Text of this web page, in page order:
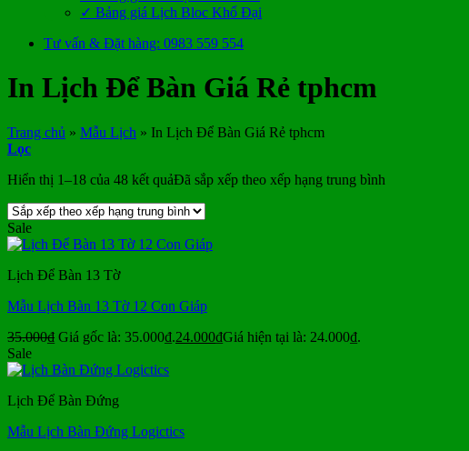
✓ Bảng giá Lịch Bloc Khổ Đại
Tư vấn & Đặt hàng: 0983 559 554
In Lịch Để Bàn Giá Rẻ tphcm
Trang chủ » Mẫu Lịch » In Lịch Để Bàn Giá Rẻ tphcm
Lọc
Hiển thị 1–18 của 48 kết quảĐã sắp xếp theo xếp hạng trung bình
Sale
Lịch Để Bàn 13 Tờ
Mẫu Lịch Bàn 13 Tờ 12 Con Giáp
35.000₫ Giá gốc là: 35.000₫.24.000₫Giá hiện tại là: 24.000₫.
Sale
Lịch Để Bàn Đứng
Mẫu Lịch Bàn Đứng Logictics